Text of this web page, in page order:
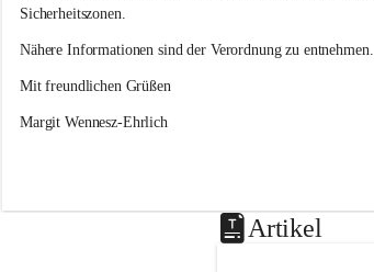
Sicherheitszonen.
Nähere Informationen sind der Verordnung zu entnehmen.
Mit freundlichen Grüßen
Margit Wennesz-Ehrlich
Artikel